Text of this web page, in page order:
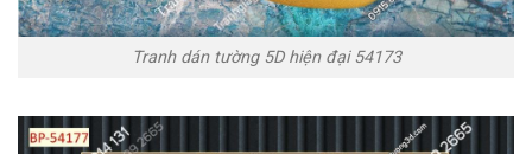
Tranh dán tường 5D hiện đại 54173